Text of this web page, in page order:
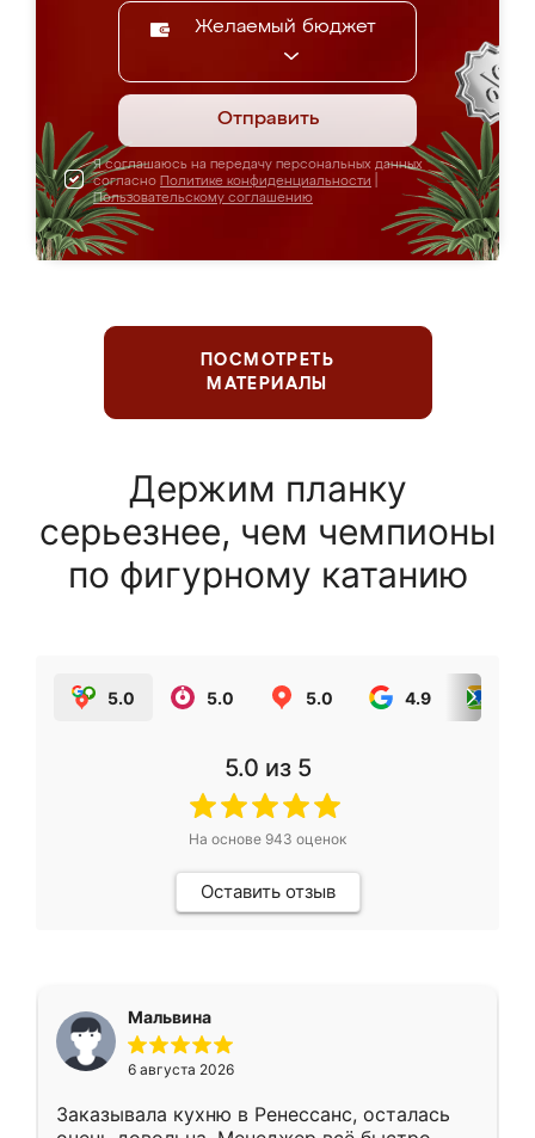
Желаемый бюджет
Отправить
Я соглашаюсь на передачу персональных данных
согласно Политике конфиденциальности
Пользовательскому соглашению
ПОСМОТРЕТЬ
МАТЕРИАЛЫ
Держим планку
серьезнее, чем чемпионы
по фигурному катанию
5.0 5.0 5.0 4.9
5.0 из 5
На основе 943 оценок
Оставить отзыв
Мальвина
6 августа 2026
Заказывала кухню в Ренессанс, осталась